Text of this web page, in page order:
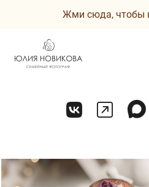
Жми сюда, чтобы